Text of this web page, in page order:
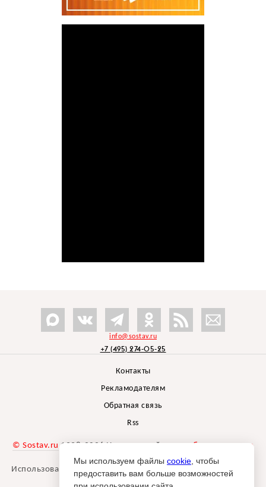
info@sostav.ru
+7 (495) 274-05-25
Контакты
Рекламодателям
Обратная связь
Rss
© Sostav.ru 1998-2026 Независимый проектбрендингового
агентства Depot
Использование материалов Sostav.ru допустимо только при
указании источника.
Мы используем файлы cookie , чтобы
предоставить вам больше возможностей